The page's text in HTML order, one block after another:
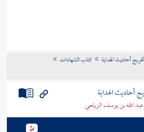
أحاديث الهداية
كتاب الشهادات
أحاديث الهداية
الله بن يوسف الزيلعي